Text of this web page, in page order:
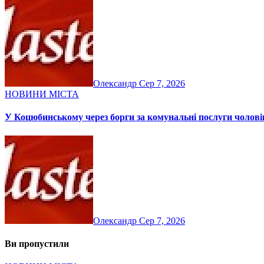
Олександр Сер 7, 2026
НОВИНИ МІСТА
У Коцюбинському через борги за комунальні послуги
Олександр Сер 7, 2026
Ви пропустили